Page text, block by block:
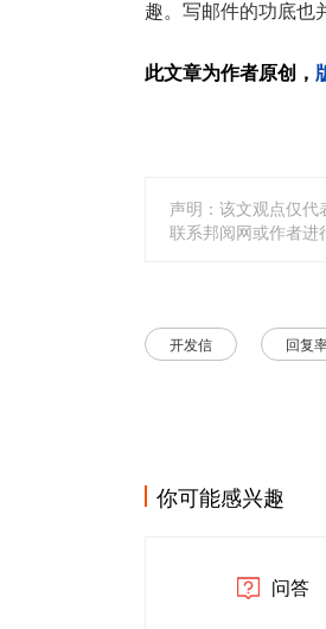
趣。写邮件的功底也
此文章为作者原创，
声明：该文观点仅
联系邦阅网或作者进
开发信 回复
你可能感兴趣
问答